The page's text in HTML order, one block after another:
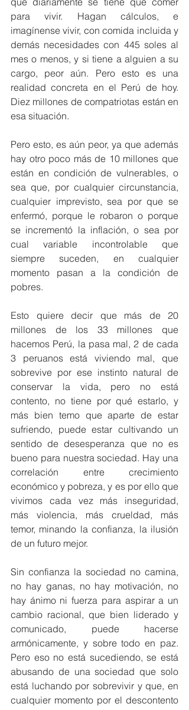
para vivir. Hagan cálculos, e
imagínense vivir, con comida incluida y
demás necesidades con 445 soles al
mes o menos, y si tiene a alguien a su
cargo, peor aún. Pero esto es una
realidad concreta en el Perú de hoy.
Diez millones de compatriotas están en
esa situación.
Pero esto, es aún peor, ya que además
hay otro poco más de 10 millones que
están en condición de vulnerables, o
sea que, por cualquier circunstancia,
cualquier imprevisto, sea por que se
enfermó, porque le robaron o porque
se incrementó la inflación, o sea por
cual variable incontrolable que
siempre suceden, en cualquier
momento pasan a la condición de
pobres.
Esto quiere decir que más de 20
millones de los 33 millones que
hacemos Perú, la pasa mal, 2 de cada
3 peruanos está viviendo mal, que
sobrevive por ese instinto natural de
conservar la vida, pero no está
contento, no tiene por qué estarlo, y
más bien temo que aparte de estar
sufriendo, puede estar cultivando un
sentido de desesperanza que no es
bueno para nuestra sociedad. Hay una
correlación entre crecimiento
económico y pobreza, y es por ello que
vivimos cada vez más inseguridad,
más violencia, más crueldad, más
temor, minando la confianza, la ilusión
de un futuro mejor.
Sin confianza la sociedad no camina,
no hay ganas, no hay motivación, no
hay ánimo ni fuerza para aspirar a un
cambio racional, que bien liderado y
comunicado, puede hacerse
armónicamente, y sobre todo en paz.
Pero eso no está sucediendo, se está
abusando de una sociedad que solo
está luchando por sobrevivir y que, en
cualquier momento por el descontento